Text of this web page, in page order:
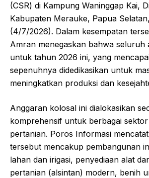
(CSR) di Kampung Waninggap Kai,
Kabupaten Merauke, Papua
(4/7/2026). Dalam kesempatan
Amran menegaskan bahwa seluruh
untuk tahun 2026 ini, yang
sepenuhnya didedikasikan untuk
meningkatkan produksi dan
Anggaran kolosal ini dialokasikan
komprehensif untuk berbagai
pertanian. Poros Informasi
tersebut mencakup pembangunan
lahan dan irigasi, penyediaan alat
pertanian (alsintan) modern, benih